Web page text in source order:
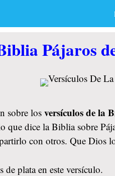
Pájaros
sobre los versículos de la
dice la Biblia sobre
con otros. Que Dios
de plata en este versículo.